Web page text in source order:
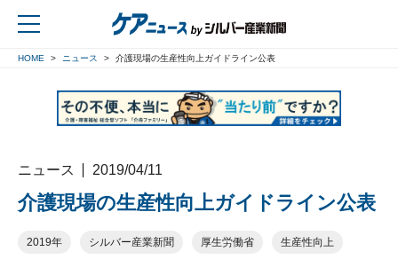
HOME ニュース 介護現場の生産性向上ガイドライン公表
ニュース 2019/04/11
介護現場の生産性向上ガイドライン公表
2019年 シルバー産業新聞 厚生労働省 生産性向上